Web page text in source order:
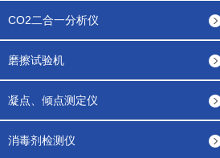
CO2二合一分析仪
磨擦试验机
凝点、倾点测定仪
消毒剂检测仪